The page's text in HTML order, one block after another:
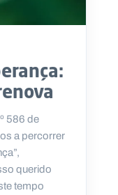
586 de
a percorrer
querido
tempo